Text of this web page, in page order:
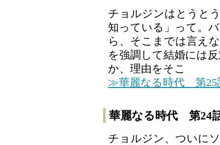
チョルジンはとうと
知っている」って。
ら、そこまでは言え
を強調して結婚には
か、理由をそこ
≫華麗なる時代 第25
華麗なる時代 第24
チョルジン、ついに